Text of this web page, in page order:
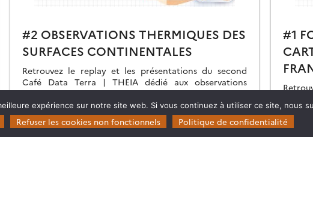
#2 OBSERVATIONS THERMIQUES DES
SURFACES CONTINENTALES
Retrouvez le replay et les présentations du second
Café Data Terra | THEIA dédié aux observations
thermiques des surfaces continentales.
28.05.2026 Lire la suite →
#1
forêts
expérience sur notre site web. Si vous continuez à utiliser ce site, nous
Refuser les cookies non fonctionnels Politique de confidentialité